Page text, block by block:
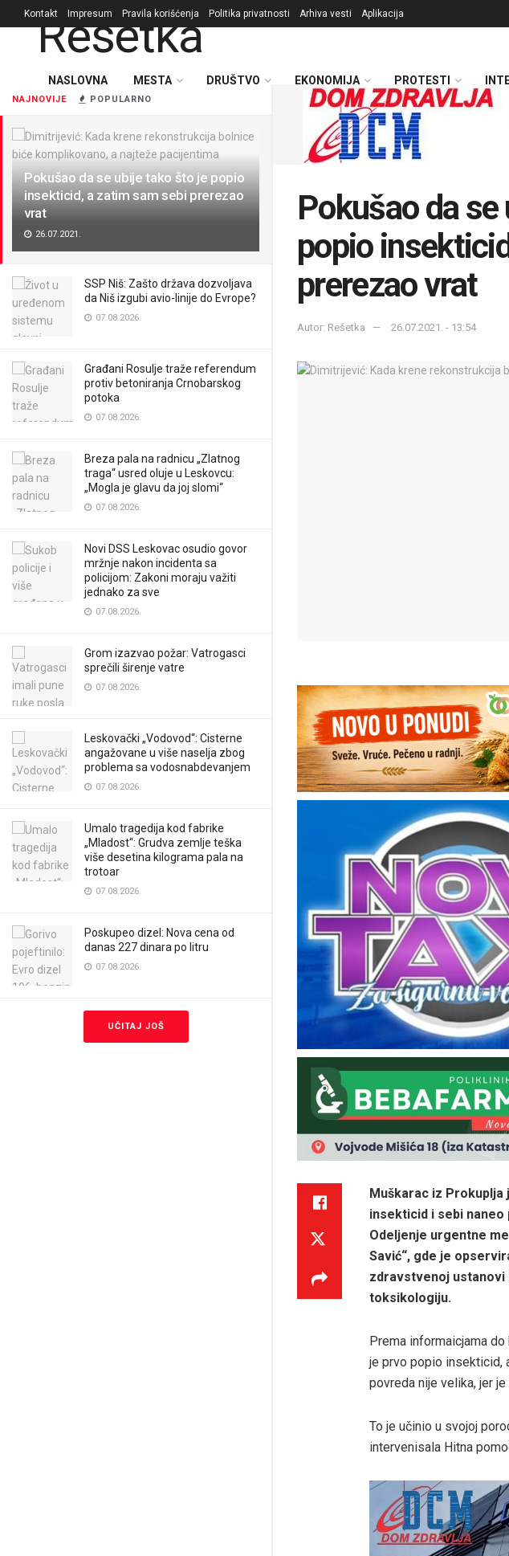
NAJNOVIJE POPULARNO
Pokušao da se ubije tako što je popio
insekticid, a zatim sam sebi prerezao
vrat
26.07.2021.
SSP Niš: Zašto država dozvoljava
da Niš izgubi avio-linije do Evrope?
07.08.2026.
Građani Rosulje traže referendum
protiv betoniranja Crnobarskog
potoka
07.08.2026.
Breza pala na radnicu „Zlatnog
traga“ usred oluje u Leskovcu:
„Mogla je glavu da joj slomi“
07.08.2026.
Novi DSS Leskovac osudio govor
mržnje nakon incidenta sa
policijom: Zakoni moraju važiti
jednako za sve
07.08.2026.
Grom izazvao požar: Vatrogasci
sprečili širenje vatre
07.08.2026.
Leskovački „Vodovod“: Cisterne
angažovane u više naselja zbog
problema sa vodosnabdevanjem
07.08.2026.
Umalo tragedija kod fabrike
„Mladost“: Grudva zemlje teška
više desetina kilograma pala na
trotoar
07.08.2026.
Poskupeo dizel: Nova cena od
danas 227 dinara po litru
07.08.2026.
UČITAJ JOŠ
Kontakt Impresum Pravila korišćenja Politika privatnosti Arhiva vesti Aplikacija
NASLOVNA MESTA DRUŠTVO EKONOMIJA PROTESTI
Pokušao da
popio
prerezao vrat
Autor: Rešetka 26.07.2021. - 13:54
Muškarac iz
insekticid i sebi naneo
Odeljenje urgentne
Savić“, gde je
zdravstvenoj ustanovi
toksikologiju.
Prema informaicjama
je prvo popio insekticid,
povreda nije velika, jer
To je učinio u svojoj
intervenisala Hitna